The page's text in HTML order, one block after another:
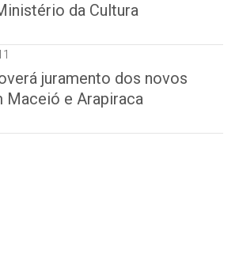
da Cultura
juramento dos novos
Maceió e Arapiraca